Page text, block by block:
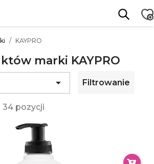
KAYPRO
marki KAYPRO
 Filtrowanie
34 pozycji